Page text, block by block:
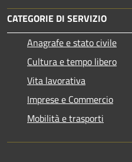
CATEGORIE DI SERVIZIO
Anagrafe e stato civile
Cultura e tempo libero
Vita lavorativa
Imprese e Commercio
Mobilità e trasporti